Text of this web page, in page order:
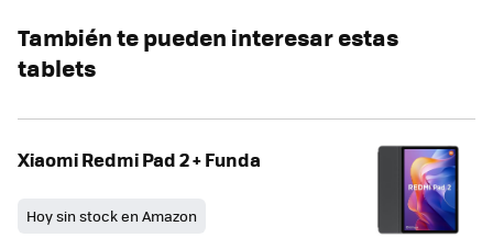
También te pueden interesar estas
tablets
Xiaomi Redmi Pad 2 + Funda
Hoy sin stock en Amazon